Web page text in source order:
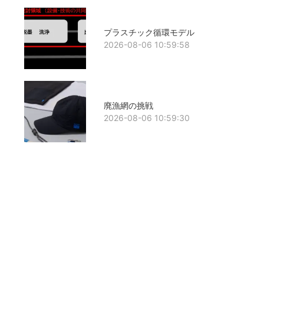
プラスチック循環モデル
2026-08-06 10:59:58
廃漁網の挑戦
2026-08-06 10:59:30